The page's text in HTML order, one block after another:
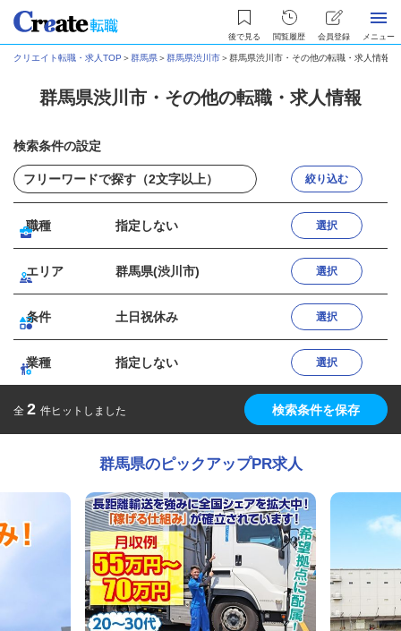
後で見る 閲覧履歴 会員登録 メニュー
クリエイト転職・求人TOP ＞群馬県＞群馬県渋川市＞群馬県渋川市・その他の転職・求人情報
群馬県渋川市・その他の転職・求人情報
検索条件の設定
絞り込む
職種 指定しない 選択
エリア 群馬県(渋川市) 選択
条件 土日祝休み 選択
業種 指定しない 選択
全 2 件ヒットしました 検索条件を保存
群馬県のピックアップPR求人